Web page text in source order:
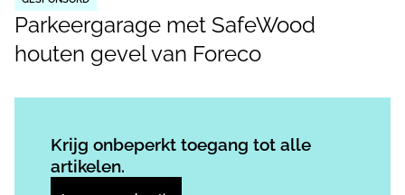
Parkeergarage met SafeWood
houten gevel van Foreco
Krijg onbeperkt toegang tot alle
artikelen.